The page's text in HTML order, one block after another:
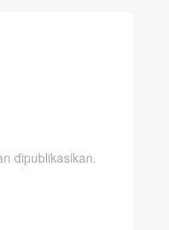
dipublikasikan.